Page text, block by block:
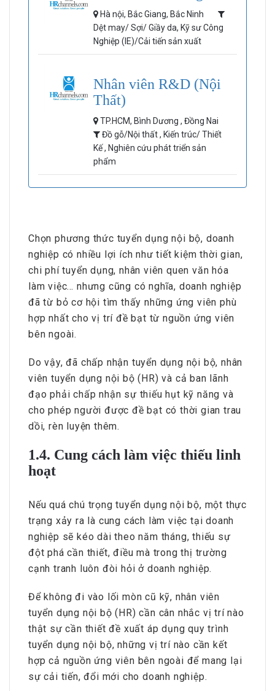
Hà nội, Bắc Giang, Bắc Ninh
Dệt may/ Sợi/ Giầy da, Kỹ sư Công
Nghiệp (IE)/Cải tiến sản xuất
Nhân viên R&D (Nội
Thất)
TP.HCM, Bình Dương , Đồng Nai
Đồ gỗ/Nội thất , Kiến trúc/ Thiết
Kế , Nghiên cứu phát triển sản
phẩm
Chọn phương thức tuyển dụng nội bộ, doanh
nghiệp có nhiều lợi ích như tiết kiệm thời gian,
chi phí tuyển dụng, nhân viên quen văn hóa
làm việc… nhưng cũng có nghĩa, doanh nghiệp
đã từ bỏ cơ hội tìm thấy những ứng viên phù
hợp nhất cho vị trí đề bạt từ nguồn ứng viên
bên ngoài.
Do vậy, đã chấp nhận tuyển dụng nội bộ, nhân
viên tuyển dụng nội bộ (HR) và cả ban lãnh
đạo phải chấp nhận sự thiếu hụt kỹ năng và
cho phép người được đề bạt có thời gian trau
dồi, rèn luyện thêm.
1.4. Cung cách làm việc thiếu linh
hoạt
Nếu quá chú trọng tuyển dụng nội bộ, một thực
trạng xảy ra là cung cách làm việc tại doanh
nghiệp sẽ kéo dài theo năm tháng, thiếu sự
đột phá cần thiết, điều mà trong thị trường
cạnh tranh luôn đòi hỏi ở doanh nghiệp.
Để không đi vào lối mòn cũ kỹ, nhân viên
tuyển dụng nội bộ (HR) cần cân nhắc vị trí nào
thật sự cần thiết đề xuất áp dụng quy trình
tuyển dụng nội bộ, những vị trí nào cần kết
hợp cả nguồn ứng viên bên ngoài để mang lại
sự cải tiến, đổi mới cho doanh nghiệp.